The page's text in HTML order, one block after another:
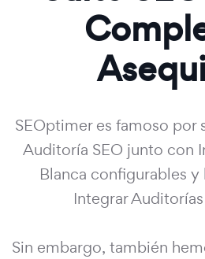
SEOptimer es famoso por
Auditoría SEO junto con
Blanca configurables
Integrar
Sin embargo, también